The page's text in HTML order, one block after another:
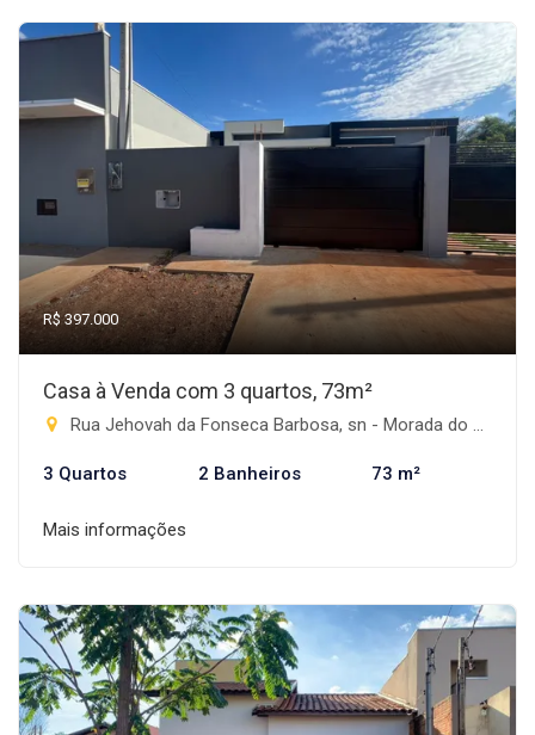
R$ 397.000
Casa à Venda com 3 quartos, 73m²
Rua Jehovah da Fonseca Barbosa, sn - Morada do Sol, Rio Brilhante-MS
3 Quartos 2 Banheiros 73 m²
Mais informações